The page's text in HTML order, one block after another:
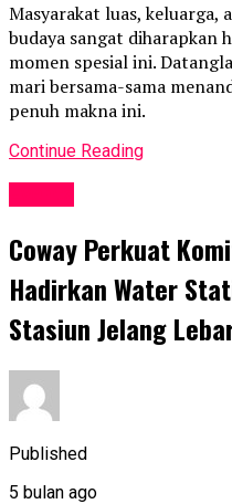
Masyarakat luas, keluarga,
budaya sangat diharapkan
momen spesial ini.
mari bersama-sama
penuh makna ini.
Continue Reading
Coway Perkuat
Hadirkan Water
Stasiun Jelang
Published
5 bulan ago